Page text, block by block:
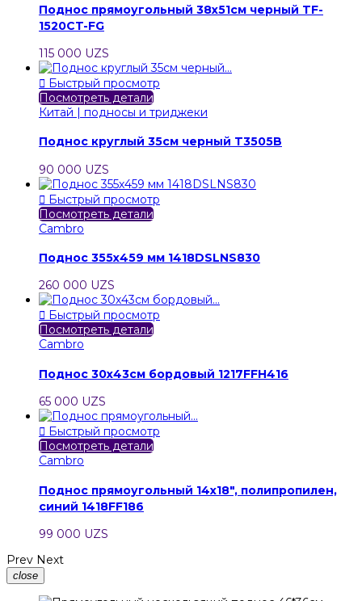
Поднос прямоугольный 38х51см черный TF-
1520CT-FG
115 000 UZS
 Быстрый просмотр
Посмотреть детали
Китай | подносы и триджеки
Поднос круглый 35см черный T3505B
90 000 UZS
 Быстрый просмотр
Посмотреть детали
Cambro
Поднос 355х459 мм 1418DSLNS830
260 000 UZS
 Быстрый просмотр
Посмотреть детали
Cambro
Поднос 30х43см бордовый 1217FFH416
65 000 UZS
 Быстрый просмотр
Посмотреть детали
Cambro
Поднос прямоугольный 14х18", полипропилен,
синий 1418FF186
99 000 UZS
Prev Next
close